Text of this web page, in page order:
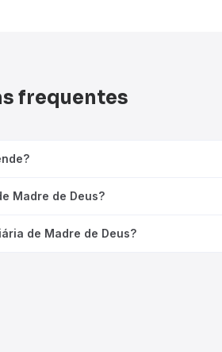
frequentes
Madre de Deus?
de Madre de Deus?